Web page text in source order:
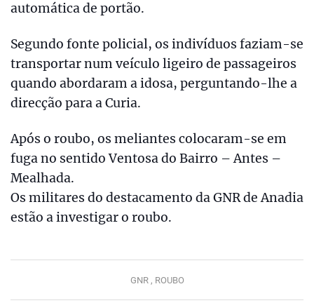
automática de portão.
Segundo fonte policial, os indivíduos faziam-se
transportar num veículo ligeiro de passageiros
quando abordaram a idosa, perguntando-lhe a
direcção para a Curia.
Após o roubo, os meliantes colocaram-se em
fuga no sentido Ventosa do Bairro – Antes –
Mealhada.
Os militares do destacamento da GNR de Anadia
estão a investigar o roubo.
GNR , ROUBO